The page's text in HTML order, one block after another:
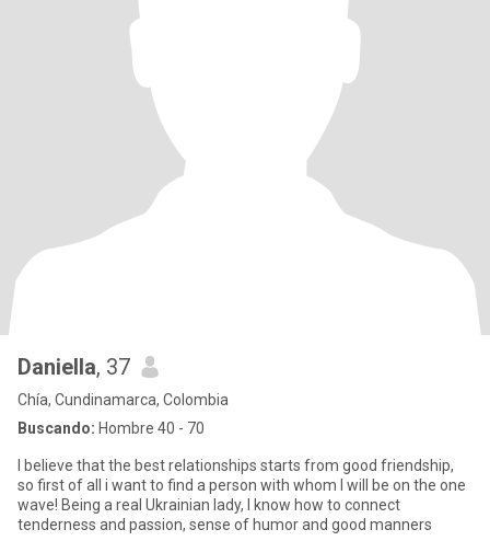
Daniella, 37
Chía, Cundinamarca, Colombia
Buscando: Hombre 40 - 70
I believe that the best relationships starts from good friendship,
so first of all i want to find a person with whom I will be on the one
wave! Being a real Ukrainian lady, I know how to connect
tenderness and passion, sense of humor and good manners